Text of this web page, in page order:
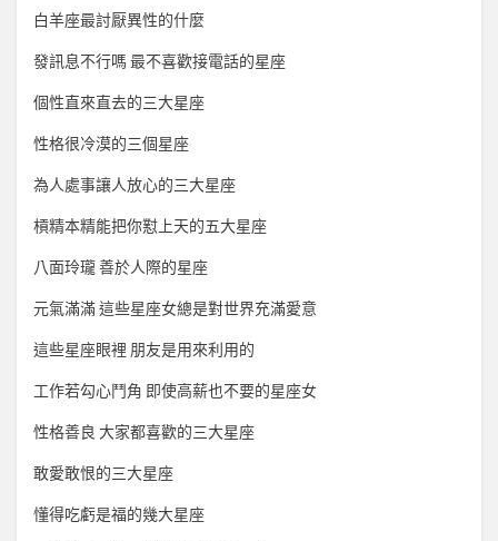
白羊座最討厭異性的什麼
發訊息不行嗎 最不喜歡接電話的星座
個性直來直去的三大星座
性格很冷漠的三個星座
為人處事讓人放心的三大星座
槓精本精能把你懟上天的五大星座
八面玲瓏 善於人際的星座
元氣滿滿 這些星座女總是對世界充滿愛意
這些星座眼裡 朋友是用來利用的
工作若勾心鬥角 即使高薪也不要的星座女
性格善良 大家都喜歡的三大星座
敢愛敢恨的三大星座
懂得吃虧是福的幾大星座